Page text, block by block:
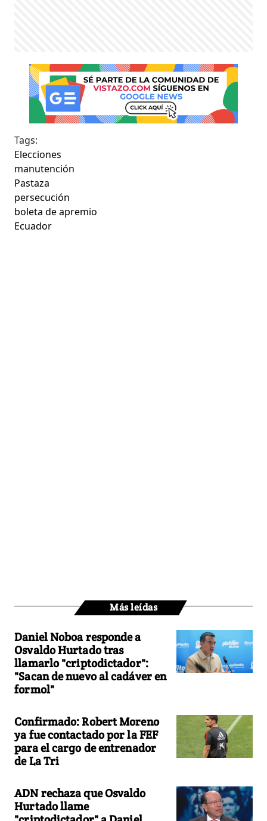
Tags:
Elecciones
manutención
Pastaza
persecución
boleta de apremio
Ecuador
Más leídas
Daniel Noboa responde a
Osvaldo Hurtado tras
llamarlo "criptodictador":
"Sacan de nuevo al cadáver en
formol"
Confirmado: Robert Moreno
ya fue contactado por la FEF
para el cargo de entrenador
de La Tri
ADN rechaza que Osvaldo
Hurtado llame